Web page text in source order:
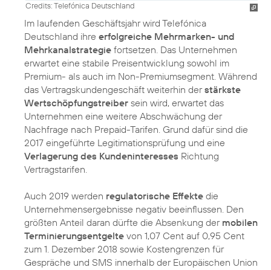
Credits: Telefónica Deutschland
Im laufenden Geschäftsjahr wird Telefónica
Deutschland ihre erfolgreiche Mehrmarken- und
Mehrkanalstrategie fortsetzen. Das Unternehmen
erwartet eine stabile Preisentwicklung sowohl im
Premium- als auch im Non-Premiumsegment. Während
das Vertragskundengeschäft weiterhin derstärkste
Wertschöpfungstreiber sein wird, erwartet das
Unternehmen eine weitere Abschwächung der
Nachfrage nach Prepaid-Tarifen. Grund dafür sind die
2017 eingeführte Legitimationsprüfung und eine
Verlagerung des Kundeninteresses Richtung
Vertragstarifen.
Auch 2019 werden regulatorische Effekte die
Unternehmensergebnisse negativ beeinflussen. Den
größten Anteil daran dürfte die Absenkung der mobilen
Terminierungsentgelte von 1,07 Cent auf 0,95 Cent
zum 1. Dezember 2018 sowie Kostengrenzen für
Gespräche und SMS innerhalb der Europäischen Union